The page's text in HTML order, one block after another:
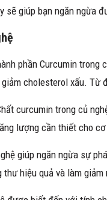
sẽ giúp bạn ngăn ngừa
phần Curcumin
cholesterol xấu. Từ
curcumin trong củ
lượng cần thiết cho
giúp ngăn ngừa sự
hiệu quả và làm